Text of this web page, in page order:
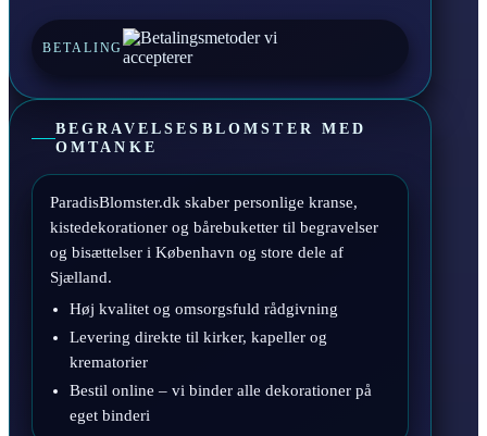
BETALING
BEGRAVELSESBLOMSTER MED
OMTANKE
ParadisBlomster.dk skaber personlige kranse,
kistedekorationer og bårebuketter til begravelser
og bisættelser i København og store dele af
Sjælland.
Høj kvalitet og omsorgsfuld rådgivning
Levering direkte til kirker, kapeller og
krematorier
Bestil online – vi binder alle dekorationer på
eget binderi